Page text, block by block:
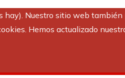
Nuestro sitio web también
Hemos actualizado